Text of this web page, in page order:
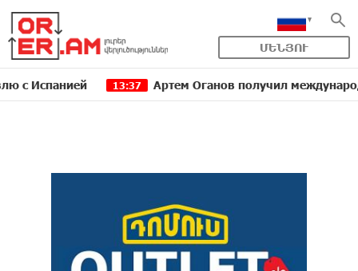
ՄԵՆՅՈՒ
13:37 Артем Оганов получил международную